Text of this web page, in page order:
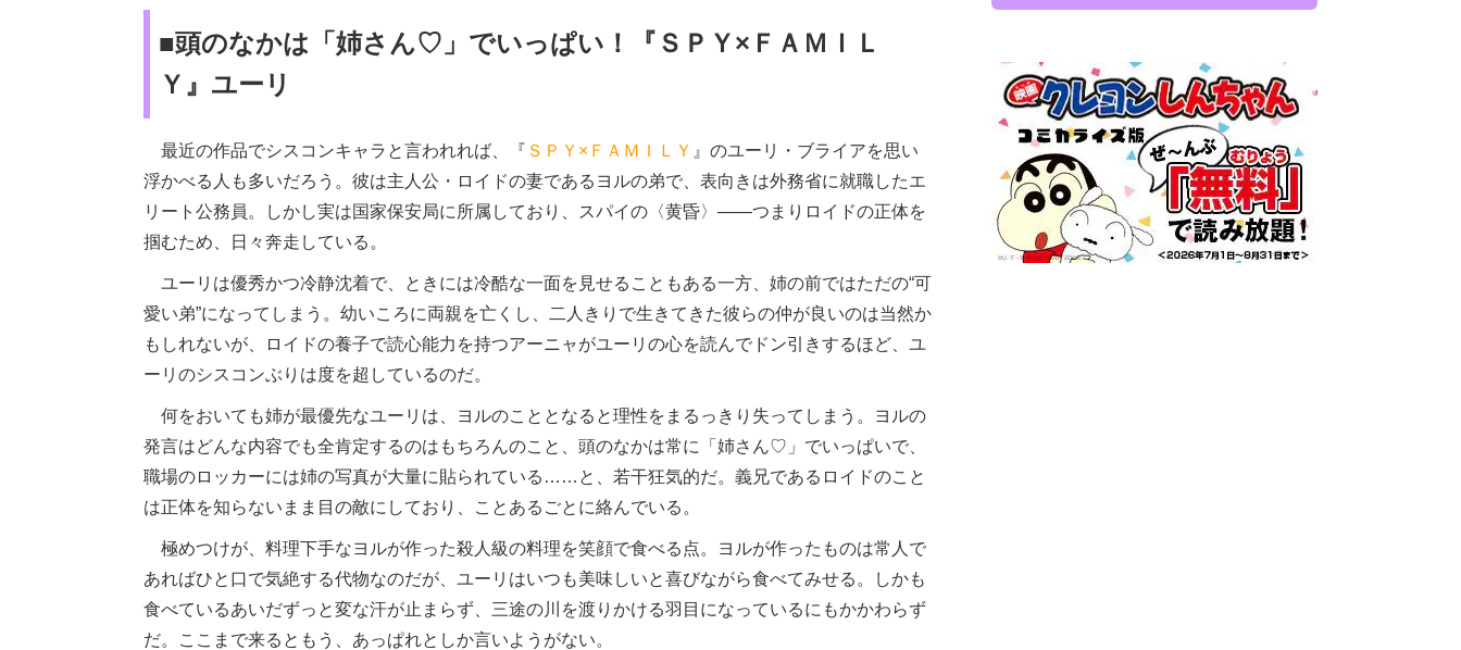
■頭のなかは「姉さん♡」でいっぱい！『ＳＰＹ×ＦＡＭＩＬ
Ｙ』ユーリ
最近の作品でシスコンキャラと言われれば、『 ＳＰＹ×ＦＡＭＩＬＹ 』のユーリ・ブライアを思い
浮かべる人も多いだろう。彼は主人公・ロイドの妻であるヨルの弟で、表向きは外務省に就職したエ
リート公務員。しかし実は国家保安局に所属しており、スパイの〈黄昏〉――つまりロイドの正体を
掴むため、日々奔走している。
ユーリは優秀かつ冷静沈着で、ときには冷酷な一面を見せることもある一方、姉の前ではただの“可
愛い弟”になってしまう。幼いころに両親を亡くし、二人きりで生きてきた彼らの仲が良いのは当然か
もしれないが、ロイドの養子で読心能力を持つアーニャがユーリの心を読んでドン引きするほど、ユ
ーリのシスコンぶりは度を超しているのだ。
何をおいても姉が最優先なユーリは、ヨルのこととなると理性をまるっきり失ってしまう。ヨルの
発言はどんな内容でも全肯定するのはもちろんのこと、頭のなかは常に「姉さん♡」でいっぱいで、
職場のロッカーには姉の写真が大量に貼られている……と、若干狂気的だ。義兄であるロイドのこと
は正体を知らないまま目の敵にしており、ことあるごとに絡んでいる。
極めつけが、料理下手なヨルが作った殺人級の料理を笑顔で食べる点。ヨルが作ったものは常人で
あればひと口で気絶する代物なのだが、ユーリはいつも美味しいと喜びながら食べてみせる。しかも
食べているあいだずっと変な汗が止まらず、三途の川を渡りかける羽目になっているにもかかわらず
だ。ここまで来るともう、あっぱれとしか言いようがない。